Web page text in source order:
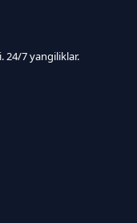
24/7 yangiliklar.